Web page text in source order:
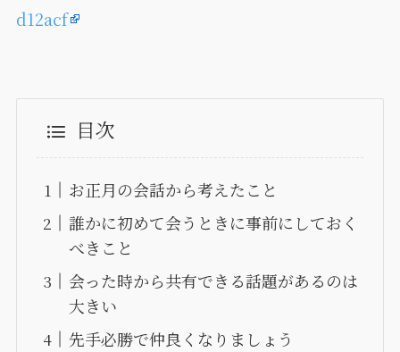
d12acf
目次
お正月の会話から考えたこと
誰かに初めて会うときに事前にしておく
べきこと
会った時から共有できる話題があるのは
大きい
先手必勝で仲良くなりましょう